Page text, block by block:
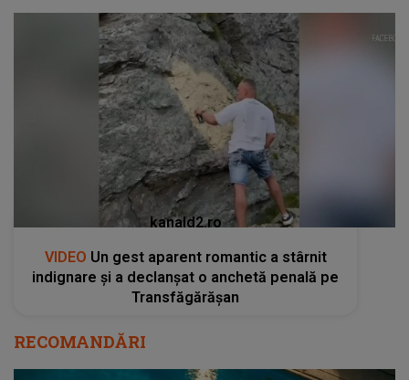
kanald2.ro
VIDEO Un gest aparent romantic a stârnit
indignare și a declanșat o anchetă penală pe
Transfăgărășan
RECOMANDĂRI